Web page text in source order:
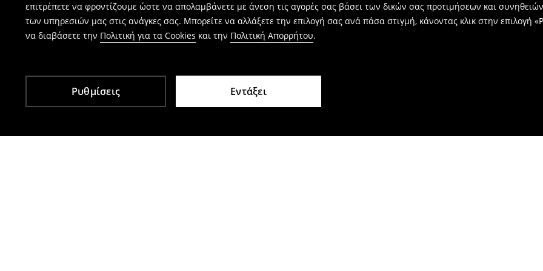
επιτρέπετε να φροντίζουμε ώστε να απολαμβάνετε με άνεση τις αγορές σας βάσει των δικών σας προτιμήσεων και
των υπηρεσιών μας στις ανάγκες σας. Μπορείτε να αλλάξετε την επιλογή σας ανά πάσα στιγμή, κάνοντας κλικ στην επιλογή
να διαβάσετε την Πολιτική για τα Cookies και την Πολιτική Απορρήτου.
Ρυθμίσεις Εντάξει